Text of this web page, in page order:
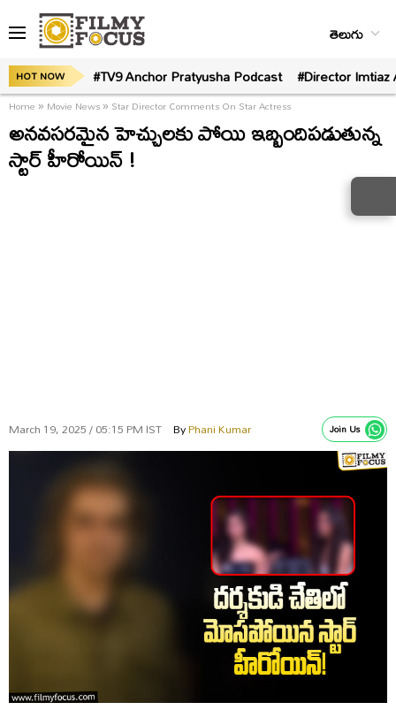
తెలుగు
HOT NOW #TV9 Anchor Pratyusha Podcast #Director
Home» Movie News» Star Director Comments On Star Actress
అనవసరమైన హెచ్చులకు పోయి ఇబ్బందిపడుతున్న
స్టార్ హీరోయిన్ !
March 19, 2025 / 05:15 PM IST ByPhani Kumar Join Us